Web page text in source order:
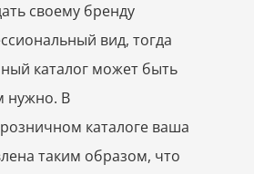
своему бренду
вид, тогда
каталог может быть
нужно. В
каталоге ваша
​​таким образом, что